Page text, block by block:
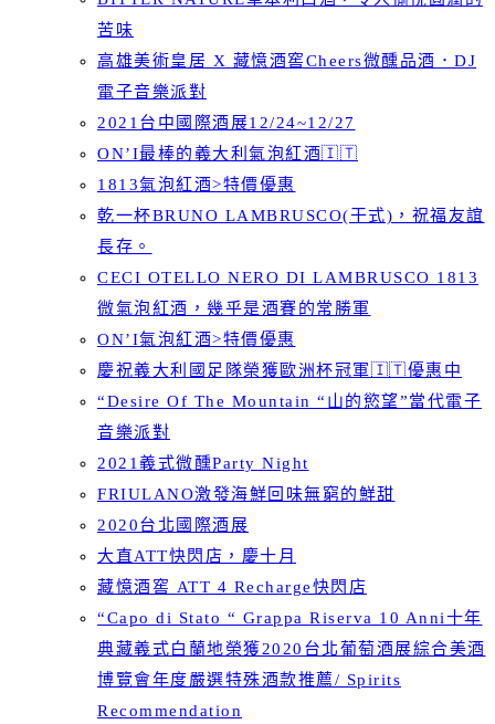
苦味
高雄美術皇居 X 藏憶酒窖Cheers微醺品酒．DJ
電子音樂派對
2021台中國際酒展12/24~12/27
ON’I最棒的義大利氣泡紅酒🇮🇹
1813氣泡紅酒>特價優惠
乾一杯BRUNO LAMBRUSCO(干式)，祝福友誼
長存。
CECI OTELLO NERO DI LAMBRUSCO 1813
微氣泡紅酒，幾乎是酒賽的常勝軍
ON’I氣泡紅酒>特價優惠
慶祝義大利國足隊榮獲歐洲杯冠軍🇮🇹優惠中
“Desire Of The Mountain “山的慾望”當代電子
音樂派對
2021義式微醺Party Night
FRIULANO激發海鮮回味無窮的鮮甜
2020台北國際酒展
大直ATT快閃店，慶十月
藏憶酒窖 ATT 4 Recharge快閃店
“Capo di Stato “ Grappa Riserva 10 Anni十年
典藏義式白蘭地榮獲2020台北葡萄酒展綜合美酒
博覽會年度嚴選特殊酒款推薦/ Spirits
Recommendation